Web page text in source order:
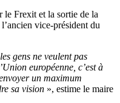
le Frexit et la sortie de la
vice-président du
gens ne veulent pas
européenne, c’est à
un maximum
sa vision », estime le maire